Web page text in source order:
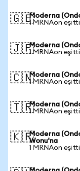
🇬🇧Moderna
1 MRNAon
🇯🇵Moderna
1 MRNAon
🇨🇳Moderna
1 MRNAon
🇹🇷Moderna
1 MRNAon
🇰🇷Moderna
Wonu'na
1 MRNAon